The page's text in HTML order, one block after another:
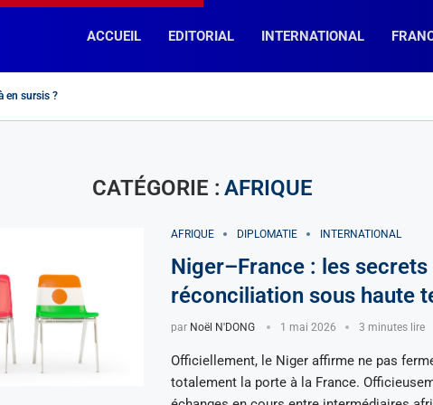
ACCUEIL EDITORIAL INTERNATIONAL
en sursis ?
National » et « La France Insoumise », des chemins...
Kamil Mohamed, Premier ministre de Djibouti
: « fin de la divine idylle »...
: encore un effort !
la diplomatie macronienne telle un mouton de...
pour Napoléon
» dit-elle…en Afrique Subsaharienne?
t-elle en France (et ailleurs…) ?
CATÉGORIE : AFRIQUE
AFRIQUE DIPLOMATIE INTERNATIONAL
Niger–France : les secrets
réconciliation sous haute
par Noël N'DONG 1 mai 2026 3 minutes lire
Officiellement, le Niger affirme ne pas
totalement la porte à la France.